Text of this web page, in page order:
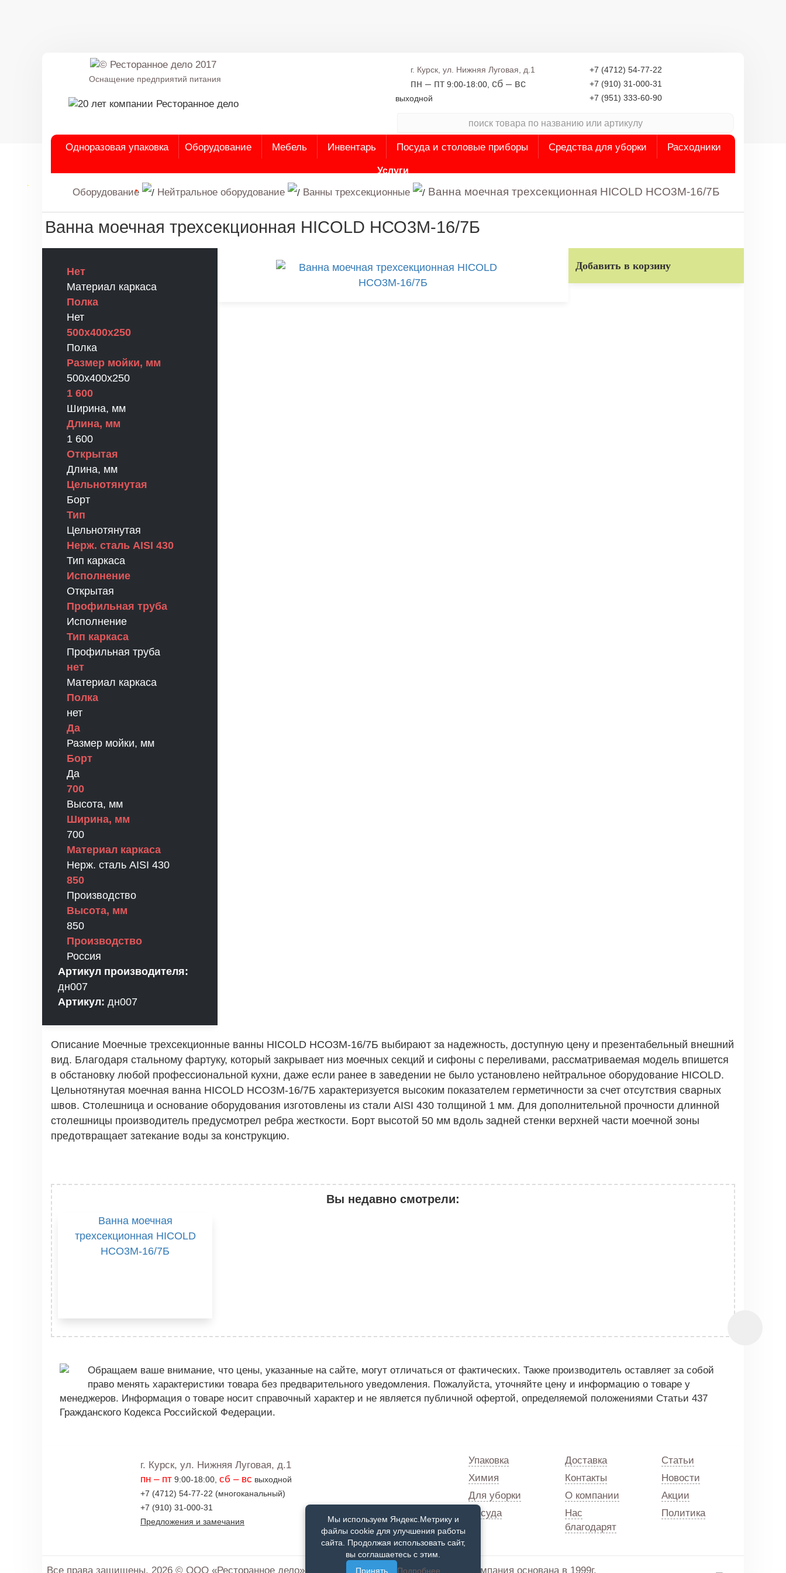
Оснащение предприятий питания
г. Курск, ул. Нижняя Луговая, д.1
пн – пт9:00-18:00, сб – вс
выходной
+7 (4712) 54-77-22
+7 (910) 31-000-31
+7 (951) 333-60-90
Одноразовая упаковка Оборудование Мебель Инвентарь Посуда и столовые приборы Средства для уборки Расходники
Услуги
Оборудование Нейтральное оборудование Ванны трехсекционные Ванна моечная трехсекционная HICOLD НСО3М-16/7Б
Ванна моечная трехсекционная HICOLD НСО3М-16/7Б
Нет
Материал каркаса
Полка
Нет
500х400х250
Полка
Размер мойки, мм
500х400х250
1 600
Ширина, мм
Длина, мм
1 600
Открытая
Длина, мм
Цельнотянутая
Борт
Тип
Цельнотянутая
Нерж. сталь AISI 430
Тип каркаса
Исполнение
Открытая
Профильная труба
Исполнение
Тип каркаса
Профильная труба
нет
Материал каркаса
Полка
нет
Да
Размер мойки, мм
Борт
Да
700
Высота, мм
Ширина, мм
700
Материал каркаса
Нерж. сталь AISI 430
850
Производство
Высота, мм
850
Производство
Россия
Артикул производителя:
дн007
Артикул: дн007
Добавить в корзину
Описание Моечные трехсекционные ванны HICOLD НСО3М-16/7Б выбирают за надежность, доступную цену и презентабельный внешний
вид. Благодаря стальному фартуку, который закрывает низ моечных секций и сифоны с переливами, рассматриваемая модель впишется
в обстановку любой профессиональной кухни, даже если ранее в заведении не было установлено нейтральное оборудование HICOLD.
Цельнотянутая моечная ванна HICOLD НСО3М-16/7Б характеризуется высоким показателем герметичности за счет отсутствия сварных
швов. Столешница и основание оборудования изготовлены из стали AISI 430 толщиной 1 мм. Для дополнительной прочности длинной
столешницы производитель предусмотрел ребра жесткости. Борт высотой 50 мм вдоль задней стенки верхней части моечной зоны
предотвращает затекание воды за конструкцию.
Вы недавно смотрели:
Ванна моечная
трехсекционная HICOLD
НСО3М-16/7Б
Обращаем ваше внимание, что цены, указанные на сайте, могут отличаться от фактических. Также производитель оставляет за собой
право менять характеристики товара без предварительного уведомления. Пожалуйста, уточняйте цену и информацию о товаре у
менеджеров. Информация о товаре носит справочный характер и не является публичной офертой, определяемой положениями Статьи 437
Гражданского Кодекса Российской Федерации.
г. Курск, ул. Нижняя Луговая, д.1
пн – пт 9:00-18:00, сб – вс выходной
+7 (4712) 54-77-22 (многоканальный)
+7 (910) 31-000-31
Предложения и замечания
Упаковка
Химия
Для уборки
Посуда
Доставка
Контакты
О компании
Нас
благодарят
Статьи
Новости
Акции
Политика
Все права защищены. 2026 © ООО «Ресторанное дело» - оснащение предприятий питания компания основана в 1999г.
Мы используем Яндекс.Метрику и
файлы cookie для улучшения работы
сайта. Продолжая использовать сайт,
вы соглашаетесь с этим.
Принять
Подробнее